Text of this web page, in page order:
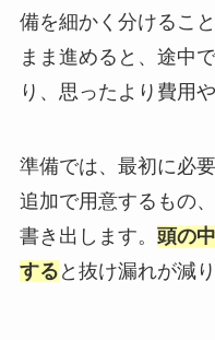
備を細かく分けるこ
まま進めると、途中
り、思ったより費用
準備では、最初に必
追加で用意するもの
書き出します。 頭の
する と抜け漏れが減り